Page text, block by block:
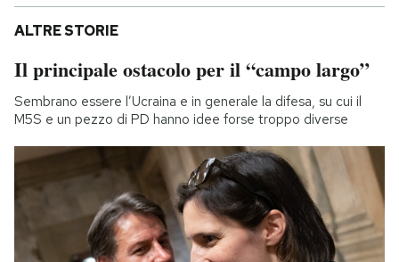
ALTRE STORIE
Il principale ostacolo per il “campo largo”
Sembrano essere l’Ucraina e in generale la difesa, su cui il
M5S e un pezzo di PD hanno idee forse troppo diverse